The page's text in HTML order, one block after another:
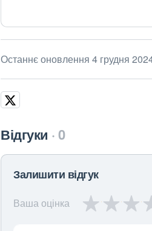
Останнє оновлення 4 грудня
Відгуки 0
Залишити відгук
Ваша оцінка